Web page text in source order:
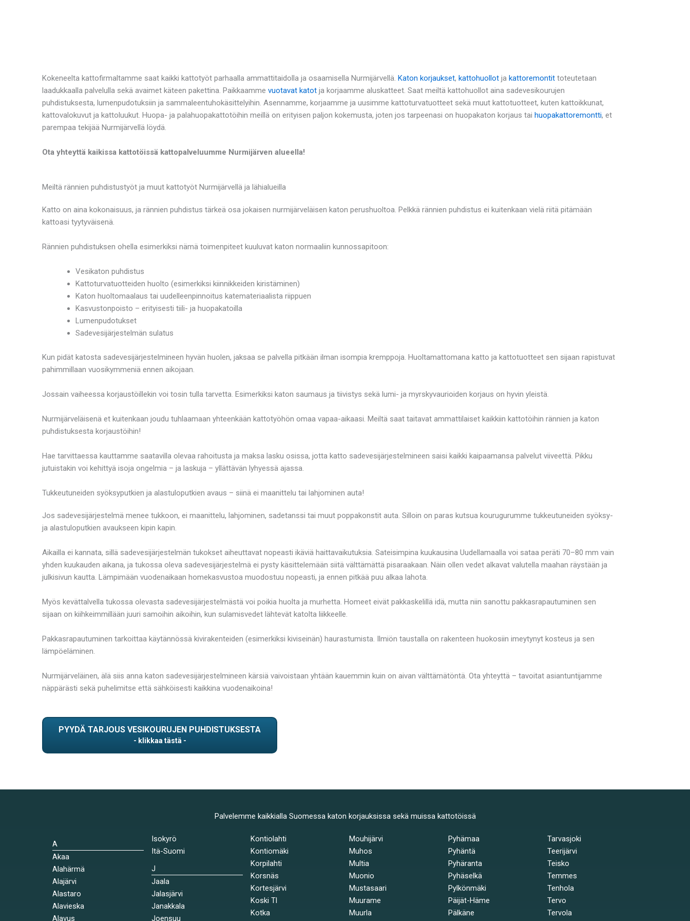
Kokeneelta kattofirmaltamme saat kaikki kattotyöt parhaalla ammattitaidolla ja osaamisella Nurmijärvellä. Katon korjaukset, kattohuollot ja kattoremontit toteutetaan
laadukkaalla palvelulla sekä avaimet käteen pakettina. Paikkaamme vuotavat katot ja korjaamme aluskatteet. Saat meiltä kattohuollot aina sadevesikourujen
puhdistuksesta, lumenpudotuksiin ja sammaleentuhokäsittelyihin. Asennamme, korjaamme ja uusimme kattoturvatuotteet sekä muut kattotuotteet, kuten kattoikkunat,
kattovalokuvut ja kattoluukut. Huopa- ja palahuopakattotöihin meillä on erityisen paljon kokemusta, joten jos tarpeenasi on huopakaton korjaus tai huopakattoremontti, et
parempaa tekijää Nurmijärvellä löydä.
Ota yhteyttä kaikissa kattotöissä kattopalveluumme Nurmijärven alueella!
Meiltä rännien puhdistustyöt ja muut kattotyöt Nurmijärvellä ja lähialueilla
Katto on aina kokonaisuus, ja rännien puhdistus tärkeä osa jokaisen nurmijärveläisen katon perushuoltoa. Pelkkä rännien puhdistus ei kuitenkaan vielä riitä pitämään
kattoasi tyytyväisenä.
Rännien puhdistuksen ohella esimerkiksi nämä toimenpiteet kuuluvat katon normaaliin kunnossapitoon:
Vesikaton puhdistus
Kattoturvatuotteiden huolto (esimerkiksi kiinnikkeiden kiristäminen)
Katon huoltomaalaus tai uudelleenpinnoitus katemateriaalista riippuen
Kasvustonpoisto – erityisesti tiili- ja huopakatoilla
Lumenpudotukset
Sadevesijärjestelmän sulatus
Kun pidät katosta sadevesijärjestelmineen hyvän huolen, jaksaa se palvella pitkään ilman isompia kremppoja. Huoltamattomana katto ja kattotuotteet sen sijaan rapistuvat
pahimmillaan vuosikymmeniä ennen aikojaan.
Jossain vaiheessa korjaustöillekin voi tosin tulla tarvetta. Esimerkiksi katon saumaus ja tiivistys sekä lumi- ja myrskyvaurioiden korjaus on hyvin yleistä.
Nurmijärveläisenä et kuitenkaan joudu tuhlaamaan yhteenkään kattotyöhön omaa vapaa-aikaasi. Meiltä saat taitavat ammattilaiset kaikkiin kattotöihin rännien ja katon
puhdistuksesta korjaustöihin!
Hae tarvittaessa kauttamme saatavilla olevaa rahoitusta ja maksa lasku osissa, jotta katto sadevesijärjestelmineen saisi kaikki kaipaamansa palvelut viiveettä. Pikku
jutuistakin voi kehittyä isoja ongelmia – ja laskuja – yllättävän lyhyessä ajassa.
Tukkeutuneiden syöksyputkien ja alastuloputkien avaus – siinä ei maanittelu tai lahjominen auta!
Jos sadevesijärjestelmä menee tukkoon, ei maanittelu, lahjominen, sadetanssi tai muut poppakonstit auta. Silloin on paras kutsua kourugurumme tukkeutuneiden syöksy-
ja alastuloputkien avaukseen kipin kapin.
Aikailla ei kannata, sillä sadevesijärjestelmän tukokset aiheuttavat nopeasti ikäviä haittavaikutuksia. Sateisimpina kuukausina Uudellamaalla voi sataa peräti 70–80 mm vain
yhden kuukauden aikana, ja tukossa oleva sadevesijärjestelmä ei pysty käsittelemään siitä välttämättä pisaraakaan. Näin ollen vedet alkavat valutella maahan räystään ja
julkisivun kautta. Lämpimään vuodenaikaan homekasvustoa muodostuu nopeasti, ja ennen pitkää puu alkaa lahota.
Myös kevättalvella tukossa olevasta sadevesijärjestelmästä voi poikia huolta ja murhetta. Homeet eivät pakkaskelillä idä, mutta niin sanottu pakkasrapautuminen sen
sijaan on kiihkeimmillään juuri samoihin aikoihin, kun sulamisvedet lähtevät katolta liikkeelle.
Pakkasrapautuminen tarkoittaa käytännössä kivirakenteiden (esimerkiksi kiviseinän) haurastumista. Ilmiön taustalla on rakenteen huokosiin imeytynyt kosteus ja sen
lämpöeläminen.
Nurmijärveläinen, älä siis anna katon sadevesijärjestelmineen kärsiä vaivoistaan yhtään kauemmin kuin on aivan välttämätöntä. Ota yhteyttä – tavoitat asiantuntijamme
näppärästi sekä puhelimitse että sähköisesti kaikkina vuodenaikoina!
PYYDÄ TARJOUS VESIKOURUJEN PUHDISTUKSESTA
Palvelemme kaikkialla Suomessa katon korjauksissa sekä muissa kattotöissä
A
Akaa
Alahärmä
Alajärvi
Alastaro
Alavieska
Alavus
Isokyrö
Itä-Suomi
J
Jaala
Jalasjärvi
Janakkala
Joensuu
Kontiolahti
Kontiomäki
Korpilahti
Korsnäs
Kortesjärvi
Koski Tl
Kotka
Mouhijärvi
Muhos
Multia
Muonio
Mustasaari
Muurame
Muurla
Pyhämaa
Pyhäntä
Pyhäranta
Pyhäselkä
Pylkönmäki
Päijät-Häme
Pälkäne
Tarvasjoki
Teerijärvi
Teisko
Temmes
Tenhola
Tervo
Tervola